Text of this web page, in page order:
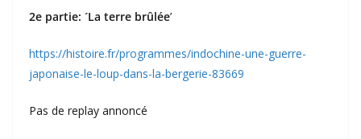
2e partie: ´La terre brûlée’
https://histoire.fr/programmes/indochine-une-guerre-
japonaise-le-loup-dans-la-bergerie-83669
Pas de replay annoncé